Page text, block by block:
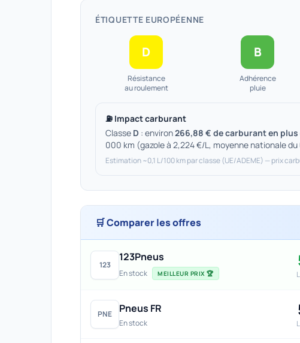
ÉTIQUETTE EUROPÉENNE
D
Résistance
au roulement
B
Adhérence
pluie
⛽ Impact carburant
Classe D : environ266,88 € de carburant en plus
000 km (gazole à 2,224 €/L, moyenne nationale
Estimation ~0,1 L/100 km par classe (UE/ADEME) — prix
🛒 Comparer les offres
123
123Pneus
En stock MEILLEUR PRIX 🏆
PNE Pneus FR
En stock